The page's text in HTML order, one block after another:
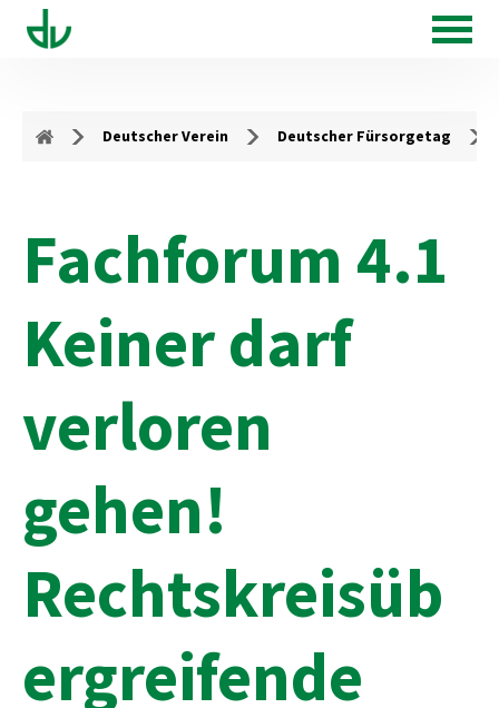
Deutscher Verein Deutscher Fürsorgetag
Fachforum 4.1
Keiner darf
verloren
gehen!
Rechtskreisüb
ergreifende